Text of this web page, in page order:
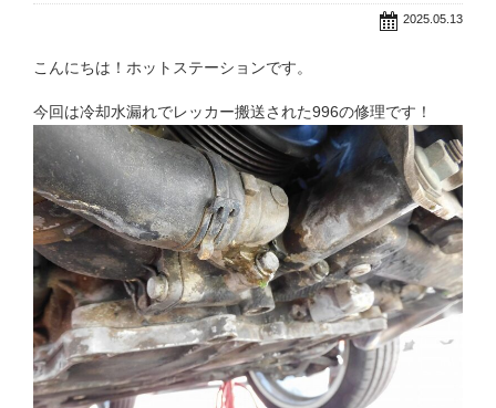
2025.05.13
こんにちは！ホットステーションです。
今回は冷却水漏れでレッカー搬送された996の修理です！